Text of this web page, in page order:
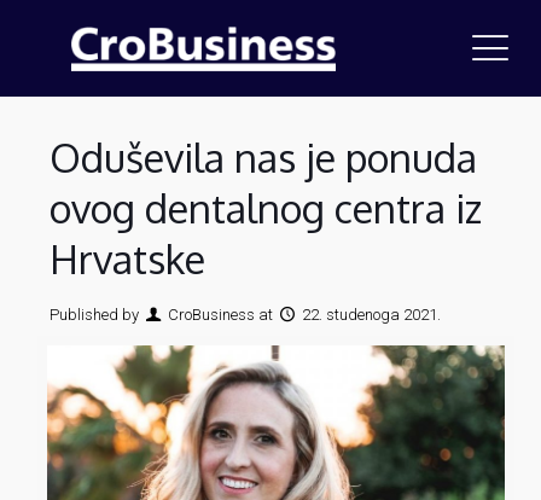
Oduševila nas je ponuda
ovog dentalnog centra iz
Hrvatske
Published by CroBusiness at 22. studenoga 2021.